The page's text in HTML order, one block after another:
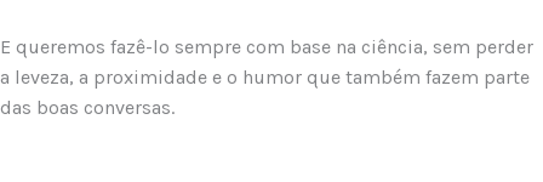
E queremos fazê-lo sempre com base na ciência, sem perder
a leveza, a proximidade e o humor que também fazem parte
das boas conversas.